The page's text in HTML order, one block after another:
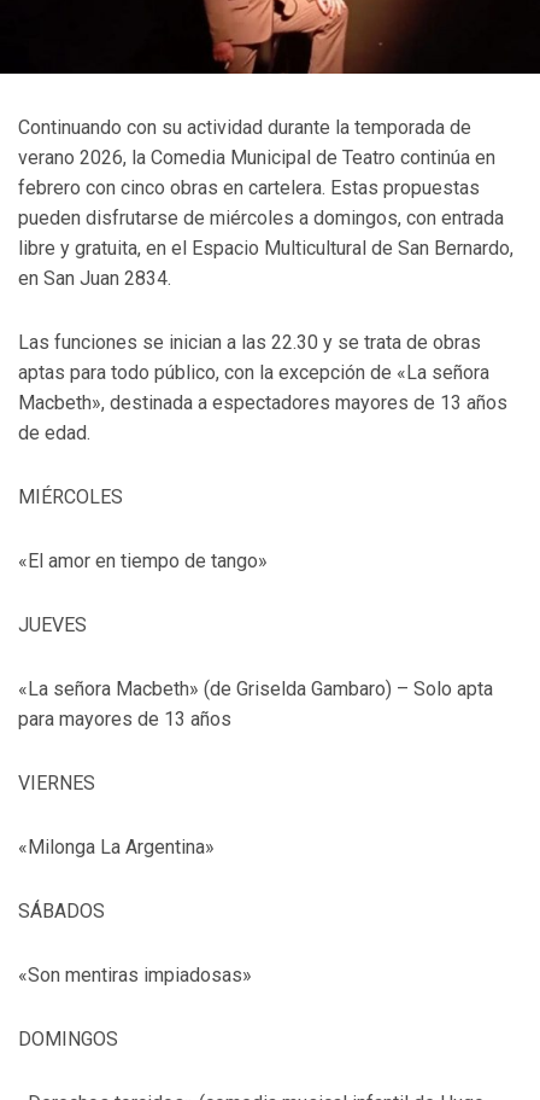
Continuando con su actividad durante la temporada de
verano 2026, la Comedia Municipal de Teatro continúa en
febrero con cinco obras en cartelera. Estas propuestas
pueden disfrutarse de miércoles a domingos, con entrada
libre y gratuita, en el Espacio Multicultural de San Bernardo,
en San Juan 2834.
Las funciones se inician a las 22.30 y se trata de obras
aptas para todo público, con la excepción de «La señora
Macbeth», destinada a espectadores mayores de 13 años
de edad.
MIÉRCOLES
«El amor en tiempo de tango»
JUEVES
«La señora Macbeth» (de Griselda Gambaro) – Solo apta
para mayores de 13 años
VIERNES
«Milonga La Argentina»
SÁBADOS
«Son mentiras impiadosas»
DOMINGOS